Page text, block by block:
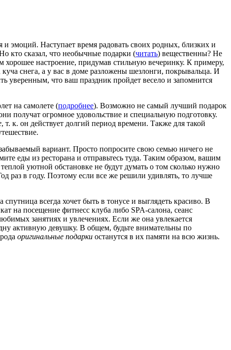
эмоций. Наступает время радовать своих родных, близких и
кто сказал, что необычные подарки (читать) вещественны? Не
хорошее настроение, придумав стильную вечеринку. К примеру,
снега, а у вас в доме разложены шезлонги, покрывальца. И
уверенным, что ваш праздник пройдет весело и запомнится
на самолете (подробнее). Возможно не самый лучший подарок
получат огромное удовольствие и специальную подготовку.
, т. к. он действует долгий период времени. Также для такой
вариант. Просто попросите свою семью ничего не
еды из ресторана и отправьтесь туда. Таким образом, вашим
уютной обстановке не будут думать о том сколько нужно
раз в году. Поэтому если все же решили удивлять, то лучше
всегда хочет быть в тонусе и выглядеть красиво. В
на посещение фитнесс клуба либо SPA-салона, сеанс
занятиях и увлечениях. Если же она увлекается
активную девушку. В общем, будьте внимательны по
оригинальные подарки останутся в их памяти на всю жизнь.